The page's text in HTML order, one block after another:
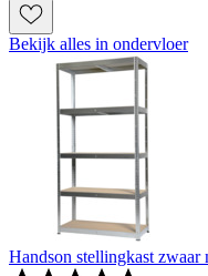
Bekijk alles in ondervloer
Handson stellingkast